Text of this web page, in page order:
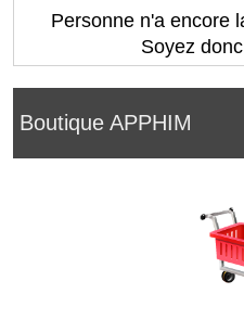
Boutique APPHIM
Personne n'a encore
Soyez